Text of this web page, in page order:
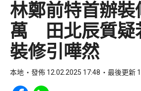
林鄭前特首辦裝
萬 田北辰質疑
裝修引嘩然
本地 發佈 12.02.2025 17:48 最後更新
Share to Facebook
Share to WhatsApp